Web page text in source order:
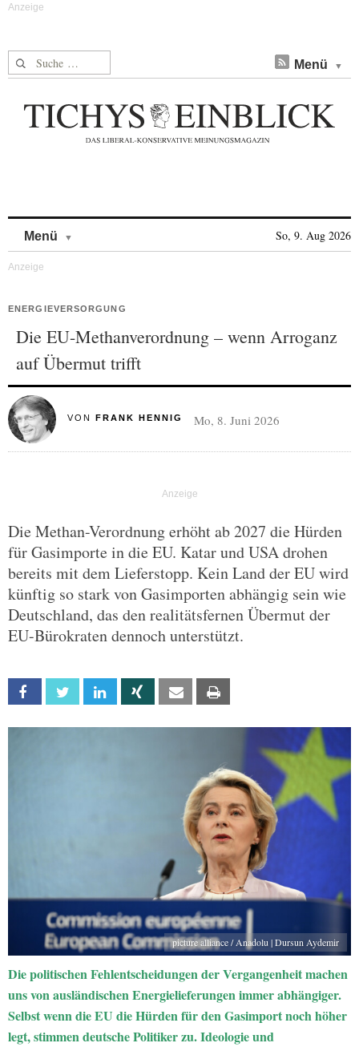
Suche nach: Menü
Menü So, 9. Aug 2026
ENERGIEVERSORGUNG
Die EU-Methanverordnung – wenn Arroganz
auf Übermut trifft
VON FRANK HENNIG Mo, 8. Juni 2026
Die Methan-Verordnung erhöht ab 2027 die Hürden
für Gasimporte in die EU. Katar und USA drohen
bereits mit dem Lieferstopp. Kein Land der EU wird
künftig so stark von Gasimporten abhängig sein wie
Deutschland, das den realitätsfernen Übermut der
EU-Bürokraten dennoch unterstützt.
Facebook Twitter Linkedin Xing Email
picture alliance / Anadolu | Dursun Aydemir
Die politischen Fehlentscheidungen der Vergangenheit machen
uns von ausländischen Energielieferungen immer abhängiger.
Selbst wenn die EU die Hürden für den Gasimport noch höher
legt, stimmen deutsche Politiker zu. Ideologie und